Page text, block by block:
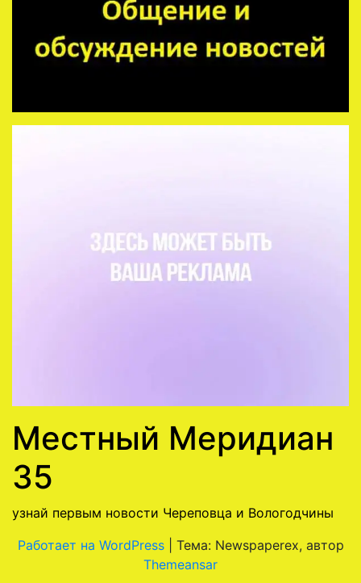
Местный Меридиан
35
узнай первым новости Череповца и Вологодчины
Работает на WordPress
Тема: Newspaperex, автор
Themeansar